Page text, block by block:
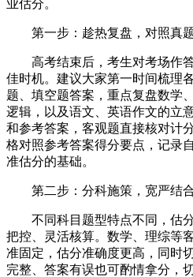
业估分。
第一步：趁热复盘，对照真
高考结束后，考生对考场作答
佳时机。建议大家第一时间梳理
题、填空题答案，重点复盘数学
逻辑，以及语文、英语作文的立
和参考答案，客观题直接核对计
格对照参考答案得分要点，记录
准估分的基础。
第二步：分科施策，宽严结
不同科目题型特点不同，估分
把控、灵活核算。数学、理综等
准固定，估分准确度更高，同时
完整、答案有误也可酌情拿分，